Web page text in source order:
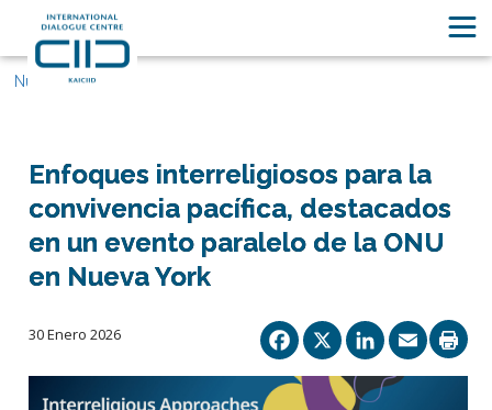
Nuestras historias
Enfoques interreligiosos para la
convivencia pacífica, destacados
en un evento paralelo de la ONU
en Nueva York
30 Enero 2026 Facebook
X